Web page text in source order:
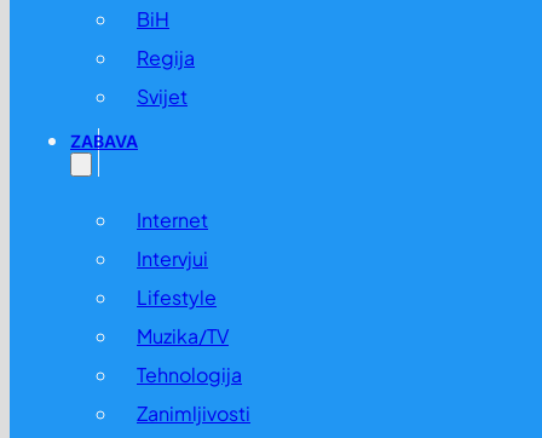
BiH
Regija
Svijet
ZABAVA
Internet
Intervjui
Lifestyle
Muzika/TV
Tehnologija
Zanimljivosti